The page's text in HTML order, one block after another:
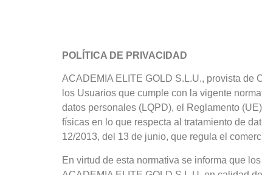
POLÍTICA DE PRIVACIDAD
ACADEMIA ELITE GOLD S.L.U., provista de
los Usuarios que cumple con la vigente
datos personales (LQPD), el Reglamento
físicas en lo que respecta al tratamiento de
12/2013, del 13 de junio, que regula el
En virtud de esta normativa se informa que